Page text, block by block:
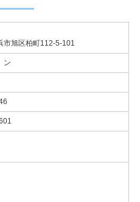
市旭区柏町112-5-101